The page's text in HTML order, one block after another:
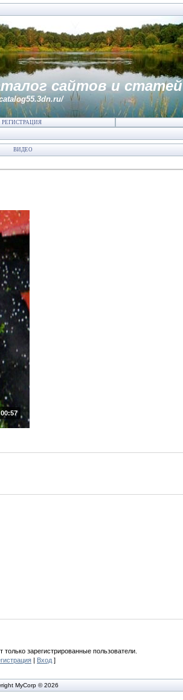
сайтов и статей
РЕГИСТРАЦИЯ
ВИДЕО
зарегистрированные пользователи.
| Вход ]
MyCorp © 2026